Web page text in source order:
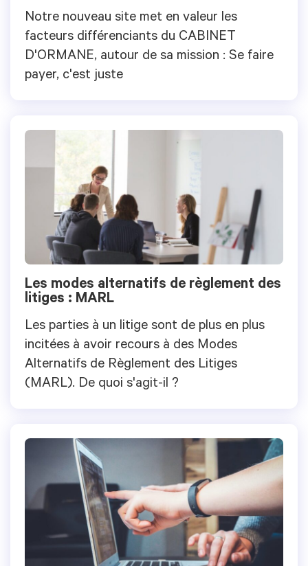
Notre nouveau site met en valeur les
facteurs différenciants du CABINET
D'ORMANE, autour de sa mission : Se faire
payer, c'est juste
Les modes alternatifs de règlement des
litiges : MARL
Les parties à un litige sont de plus en plus
incitées à avoir recours à des Modes
Alternatifs de Règlement des Litiges
(MARL). De quoi s'agit-il ?